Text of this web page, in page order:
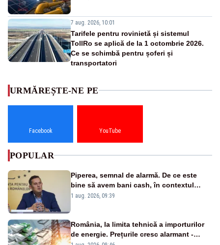
7 aug. 2026, 10:01
Tarifele pentru rovinietă și sistemul
TollRo se aplică de la 1 octombrie 2026.
Ce se schimbă pentru șoferi și
transportatori
URMĂREȘTE-NE PE
Facebook YouTube
POPULAR
Piperea, semnal de alarmă. De ce este
bine să avem bani cash, în contextul
alertei energetice?
1 aug. 2026, 09:39
România, la limita tehnică a importurilor
de energie. Prețurile cresc alarmant -